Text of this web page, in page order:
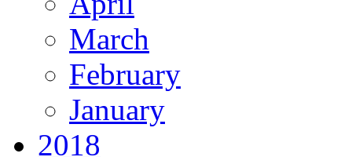
March
February
January
2018